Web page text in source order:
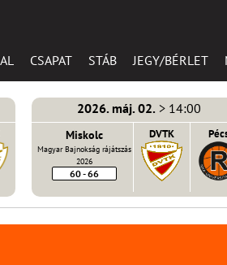
CSAPAT STÁB JEGY/BÉRLET
2026. máj. 02. > 14:00
Miskolc
Magyar Bajnokság rájátszás
2026
60 - 66
DVTK